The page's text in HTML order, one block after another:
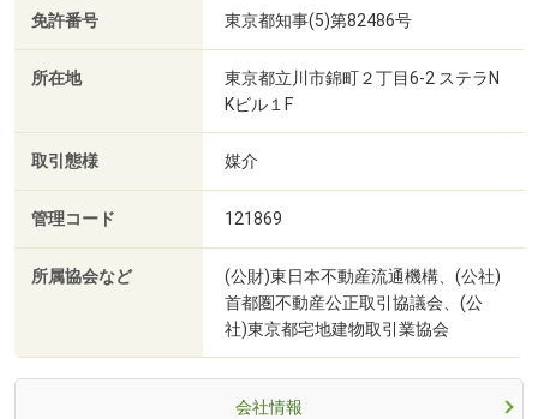
免許番号 東京都知事(5)第82486号
所在地
東京都立川市錦町２丁目6-2 ステラN
Kビル１F
取引態様 媒介
管理コード 121869
所属協会など
(公財)東日本不動産流通機構、(公社)
首都圏不動産公正取引協議会、(公
社)東京都宅地建物取引業協会
会社情報